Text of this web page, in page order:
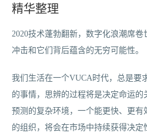
精华整理
2020技术蓬勃翻新，数字化浪潮席
冲击和它们背后蕴含的无穷可能性。
我们生活在一个VUCA时代，总是要
的事情，思辨的过程将是决定命运的
预测的复杂环境，一个能更快、更有
的组织，将会在市场中持续获得决定